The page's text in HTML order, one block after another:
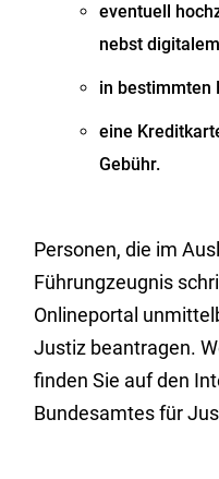
eventuell
nebst
in bestimmten
eine
Gebühr.
Personen, die im
Führungzeugnis
Onlineportal
Justiz beantragen.
finden Sie aufden
Bundesamtes für